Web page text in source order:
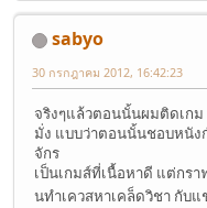
sabyo
30 กรกฎาคม 2012, 16:42:23
จริงๆแล้วตอนนั้นผมติดเกม
มั่ง แบบว่าตอนนั้นชอบหนัง
จักร
เป็นเกมส์ที่เนื้อหาดี แต่กร
นทำเควสหาเคล็ดวิชา กับ